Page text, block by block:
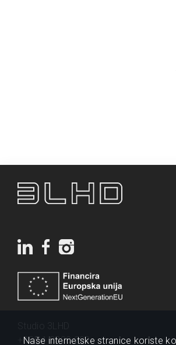
+385 1 2320 200
Naše internetske stranice koriste